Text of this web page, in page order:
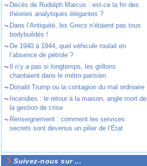
~ Décès de Rudolph Marcus : est-ce la fin des
théories analytiques élégantes ?
~ Dans l’Antiquité, les Grecs n’étaient pas tous
bodybuildés !
~ De 1940 à 1944, quel véhicule roulait en
l’absence de pétrole ?
~
Il n’y a pas si longtemps, les grillons
chantaient dans le métro parisien
~ Donald Trump ou la contagion du mal ordinaire
~ Incendies : le retour à la maison, angle mort de
la gestion de crise
~ Renseignement : comment les services
secrets sont devenus un pilier de l’État
Suivez-nous sur ...